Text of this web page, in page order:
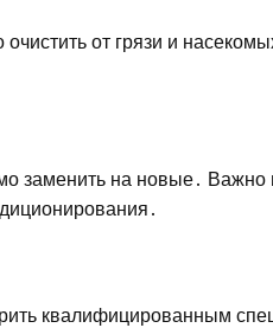
от грязи и
заменить на новые․ Важно
квалифицированным